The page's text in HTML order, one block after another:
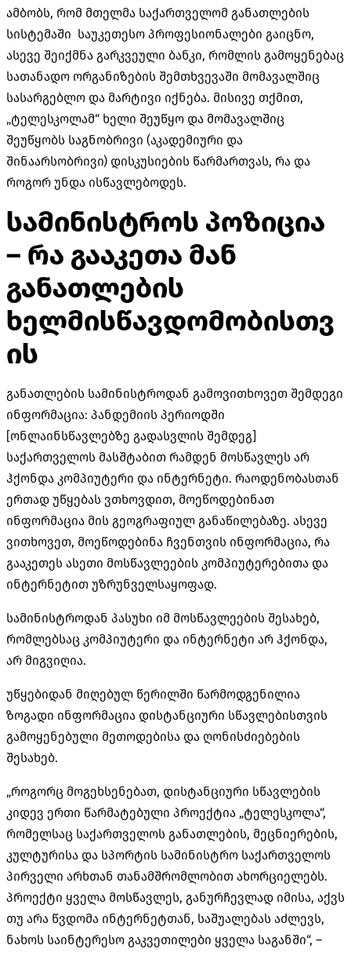
ამბობს, რომ მთელმა საქართველომ განათლების
სისტემაში საუკეთესო პროფესიონალები გაიცნო,
ასევე შეიქმნა გარკვეული ბანკი, რომლის გამოყენებაც
სათანადო ორგანიზების შემთხვევაში მომავალშიც
სასარგებლო და მარტივი იქნება. მისივე თქმით,
„ტელესკოლამ“ ხელი შეუწყო და მომავალშიც
შეუწყობს საგნობრივი (აკადემიური და
შინაარსობრივი) დისკუსიების წარმართვას, რა და
როგორ უნდა ისწავლებოდეს.
სამინისტროს პოზიცია
– რა გააკეთა მან
განათლების
ხელმისწავდომობისთვ
ის
განათლების სამინისტროდან გამოვითხოვეთ შემდეგი
ინფორმაცია: პანდემიის პერიოდში
[ონლაინსწავლებზე გადასვლის შემდეგ]
საქართველოს მასშტაბით რამდენ მოსწავლეს არ
ჰქონდა კომპიუტერი და ინტერნეტი. რაოდენობასთან
ერთად უწყებას ვთხოვდით, მოეწოდებინათ
ინფორმაცია მის გეოგრაფიულ განაწილებაზე. ასევე
ვითხოვეთ, მოეწოდებინა ჩვენთვის ინფორმაცია, რა
გააკეთეს ასეთი მოსწავლეების კომპიუტერებითა და
ინტერნეტით უზრუნველსაყოფად.
სამინისტროდან პასუხი იმ მოსწავლეების შესახებ,
რომლებსაც კომპიუტერი და ინტერნეტი არ ჰქონდა,
არ მიგვიღია.
უწყებიდან მიღებულ წერილში წარმოდგენილია
ზოგადი ინფორმაცია დისტანციური სწავლებისთვის
გამოყენებული მეთოდებისა და ღონისძიებების
შესახებ.
„როგორც მოგეხსენებათ, დისტანციური სწავლების
კიდევ ერთი წარმატებული პროექტია „ტელესკოლა“,
რომელსაც საქართველოს განათლების, მეცნიერების,
კულტურისა და სპორტის სამინისტრო საქართველოს
პირველი არხთან თანამშრომლობით ახორციელებს.
პროექტი ყველა მოსწავლეს, განურჩევლად იმისა, აქვს
თუ არა წვდომა ინტერნეტთან, საშუალებას აძლევს,
ნახოს საინტერესო გაკვეთილები ყველა საგანში“, –